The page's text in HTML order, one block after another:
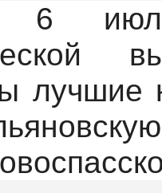
июля
лучшие